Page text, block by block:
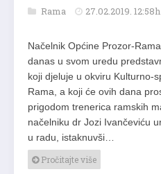
Rama 27.02.2019. 12:58h
Načelnik Općine Prozor-
danas u svom uredu
koji djeluje u okviru Kulturno-
Rama, a koji će ovih dana
prigodom trenerica ramskih
načelniku dr Jozi Ivančeviću
u radu, istaknuvši…
Pročitajte više